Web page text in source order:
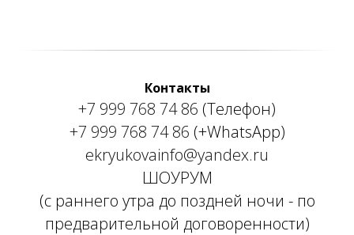
Контакты
+7 999 768 74 86 (Телефон)
+7 999 768 74 86 (+WhatsApp)
ekryukovainfo@yandex.ru
ШОУРУМ
(с раннего утра до поздней ночи - по
предварительной договоренности)